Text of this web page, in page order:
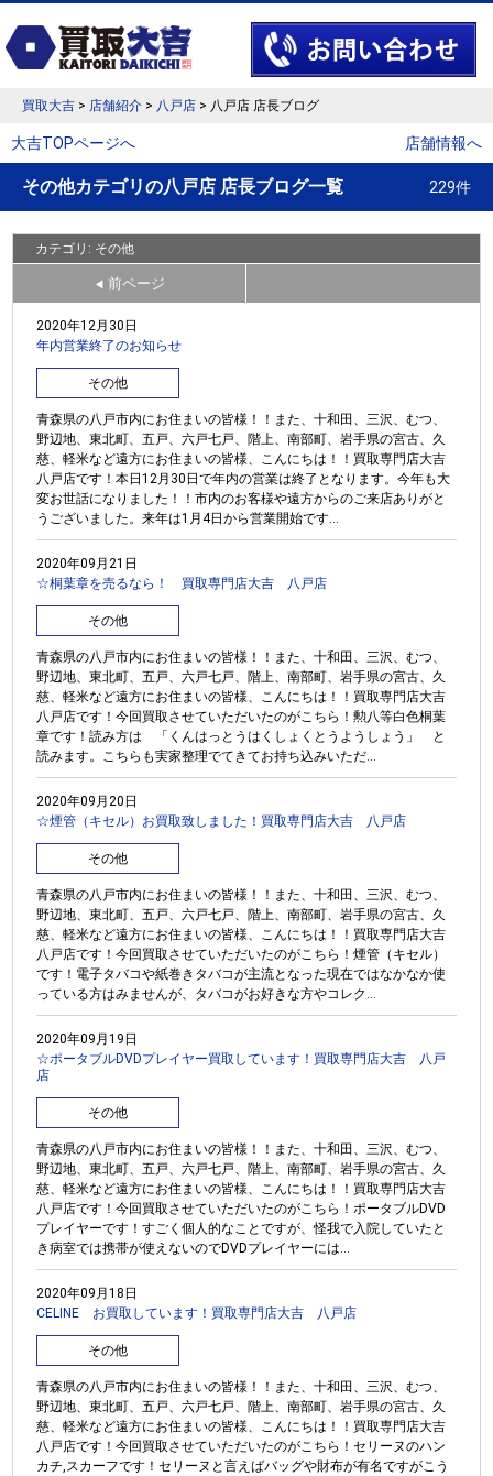
買取大吉 > 店舗紹介 > 八戸店 > 八戸店 店長ブログ
大吉TOPページへ 店舗情報へ
その他カテゴリの八戸店 店長ブログ一覧 229件
カテゴリ: その他
◀ 前ページ
2020年12月30日
年内営業終了のお知らせ
その他
青森県の八戸市内にお住まいの皆様！！また、十和田、三沢、むつ、
野辺地、東北町、五戸、六戸七戸、階上、南部町、岩手県の宮古、久
慈、軽米など遠方にお住まいの皆様、こんにちは！！買取専門店大吉
八戸店です！本日12月30日で年内の営業は終了となります。今年も大
変お世話になりました！！市内のお客様や遠方からのご来店ありがと
うございました。来年は1月4日から営業開始です...
2020年09月21日
☆桐葉章を売るなら！ 買取専門店大吉 八戸店
その他
青森県の八戸市内にお住まいの皆様！！また、十和田、三沢、むつ、
野辺地、東北町、五戸、六戸七戸、階上、南部町、岩手県の宮古、久
慈、軽米など遠方にお住まいの皆様、こんにちは！！買取専門店大吉
八戸店です！今回買取させていただいたのがこちら！勲八等白色桐葉
章です！読み方は 「くんはっとうはくしょくとうようしょう」 と
読みます。こちらも実家整理でてきてお持ち込みいただ...
2020年09月20日
☆煙管（キセル）お買取致しました！買取専門店大吉 八戸店
その他
青森県の八戸市内にお住まいの皆様！！また、十和田、三沢、むつ、
野辺地、東北町、五戸、六戸七戸、階上、南部町、岩手県の宮古、久
慈、軽米など遠方にお住まいの皆様、こんにちは！！買取専門店大吉
八戸店です！今回買取させていただいたのがこちら！煙管（キセル）
です！電子タバコや紙巻きタバコが主流となった現在ではなかなか使
っている方はみませんが、タバコがお好きな方やコレク...
2020年09月19日
☆ポータブルDVDプレイヤー買取しています！買取専門店大吉 八戸
店
その他
青森県の八戸市内にお住まいの皆様！！また、十和田、三沢、むつ、
野辺地、東北町、五戸、六戸七戸、階上、南部町、岩手県の宮古、久
慈、軽米など遠方にお住まいの皆様、こんにちは！！買取専門店大吉
八戸店です！今回買取させていただいたのがこちら！ポータブルDVD
プレイヤーです！すごく個人的なことですが、怪我で入院していたと
き病室では携帯が使えないのでDVDプレイヤーには...
2020年09月18日
CELINE お買取しています！買取専門店大吉 八戸店
その他
青森県の八戸市内にお住まいの皆様！！また、十和田、三沢、むつ、
野辺地、東北町、五戸、六戸七戸、階上、南部町、岩手県の宮古、久
慈、軽米など遠方にお住まいの皆様、こんにちは！！買取専門店大吉
八戸店です！今回買取させていただいたのがこちら！セリーヌのハン
カチ,スカーフです！セリーヌと言えばバッグや財布が有名ですがこう